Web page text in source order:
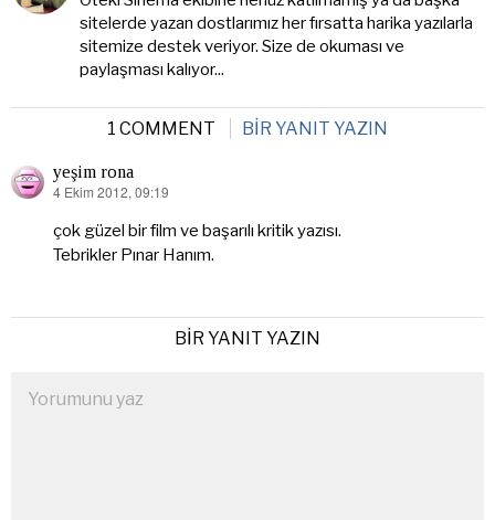
sitelerde yazan dostlarımız her fırsatta harika yazılarla
sitemize destek veriyor. Size de okuması ve
paylaşması kalıyor...
1 COMMENT BIR YANIT YAZIN
yeşim rona
dedi
4 Ekim 2012, 09:19
çok güzel bir film ve başarılı kritik yazısı.
Tebrikler Pınar Hanım.
BIR YANIT YAZIN